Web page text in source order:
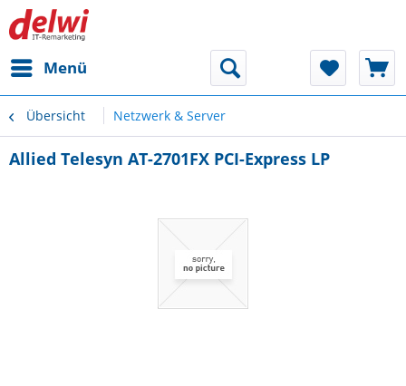
Menü
Übersicht Netzwerk & Server
Allied Telesyn AT-2701FX PCI-Express LP